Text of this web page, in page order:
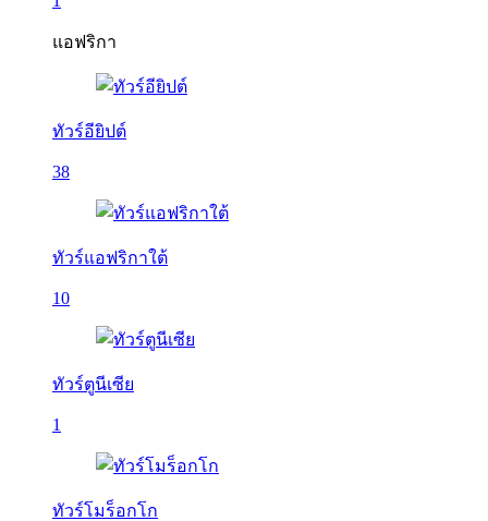
แอฟริกา
ทัวร์อียิปต์
38
ทัวร์แอฟริกาใต้
10
ทัวร์ตูนีเซีย
1
ทัวร์โมร็อกโก